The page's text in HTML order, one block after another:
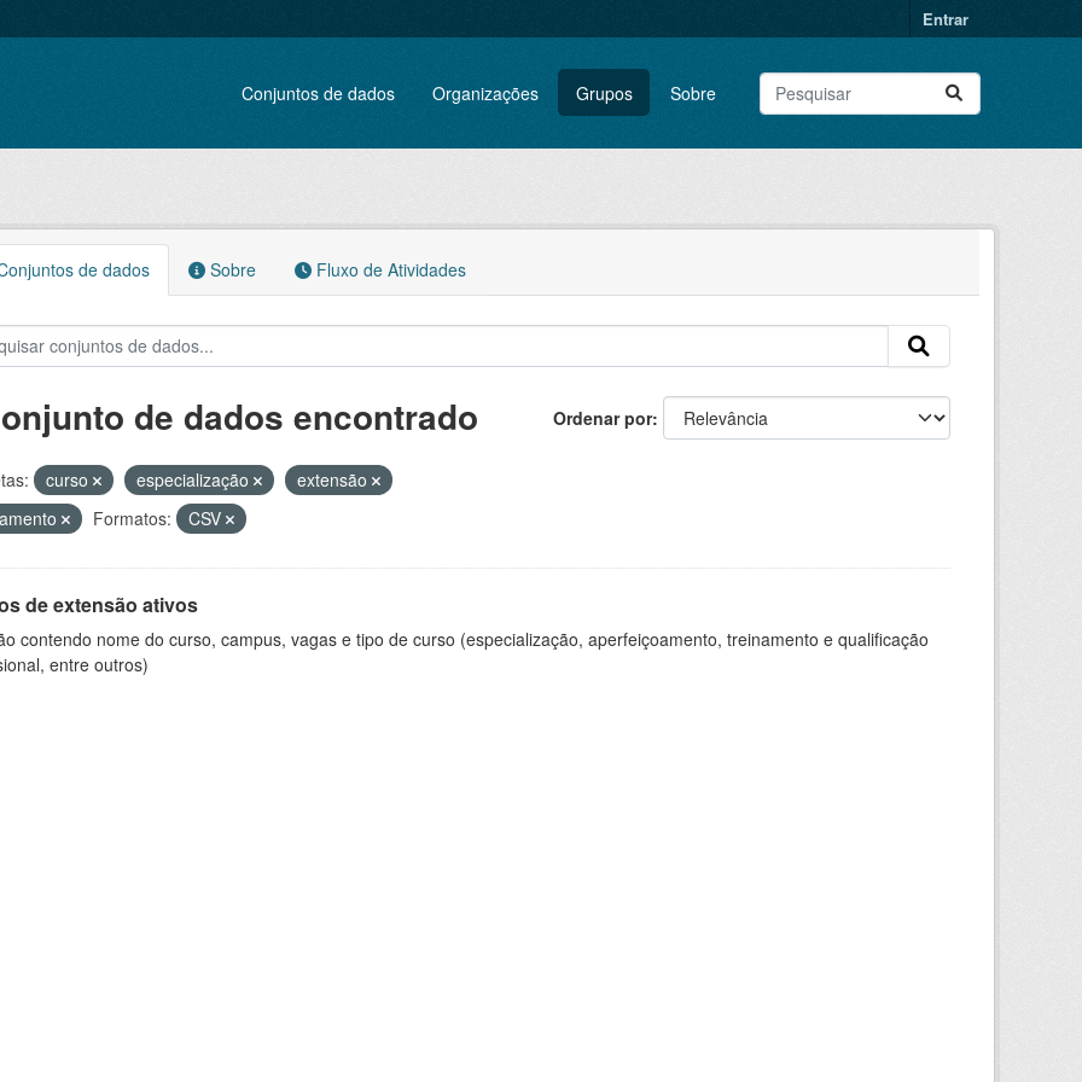
Entrar
Conjuntos de dados Organizações Grupos Sobre
de dados Sobre Fluxo de Atividades
Ordenar por
de dados encontrado
curso especialização
extensão
Formatos: CSV
de extensão ativos
contendo nome do curso, campus, vagas e tipo de curso (especialização, aperfeiçoamento, treinamento e qualificação
entre outros)